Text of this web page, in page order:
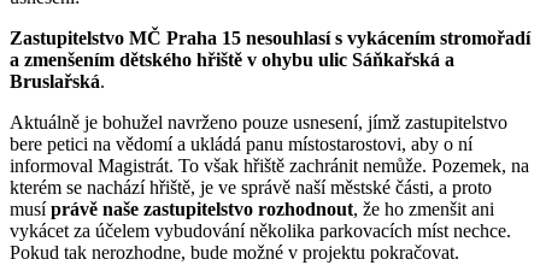
Zastupitelstvo MČ Praha 15 nesouhlasí s vykácením stromořadí
a zmenšením dětského hřiště v ohybu ulic Sáňkařská a
Bruslařská.
Aktuálně je bohužel navrženo pouze usnesení, jímž zastupitelstvo
bere petici na vědomí a ukládá panu místostarostovi, aby o ní
informoval Magistrát. To však hřiště zachránit nemůže. Pozemek, na
kterém se nachází hřiště, je ve správě naší městské části, a proto
musíprávě naše zastupitelstvo rozhodnout, že ho zmenšit ani
vykácet za účelem vybudování několika parkovacích míst nechce.
Pokud tak nerozhodne, bude možné v projektu pokračovat.